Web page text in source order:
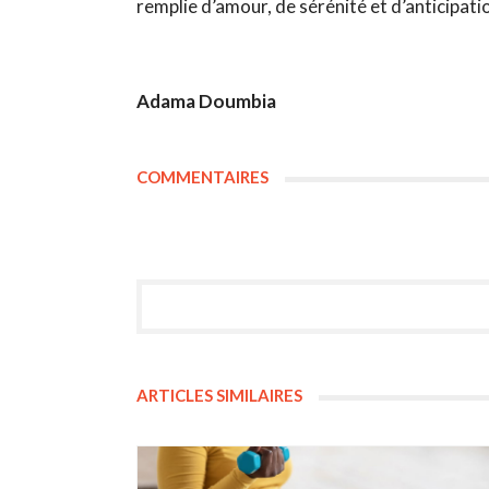
remplie d’amour, de sérénité et
Adama Doumbia
COMMENTAIRES
ARTICLES SIMILAIRES